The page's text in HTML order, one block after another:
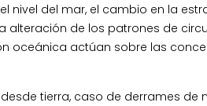
del mar, el cambio en la
alteración de los patrones de
oceánica actúan sobre las
tierra, caso de derrames de